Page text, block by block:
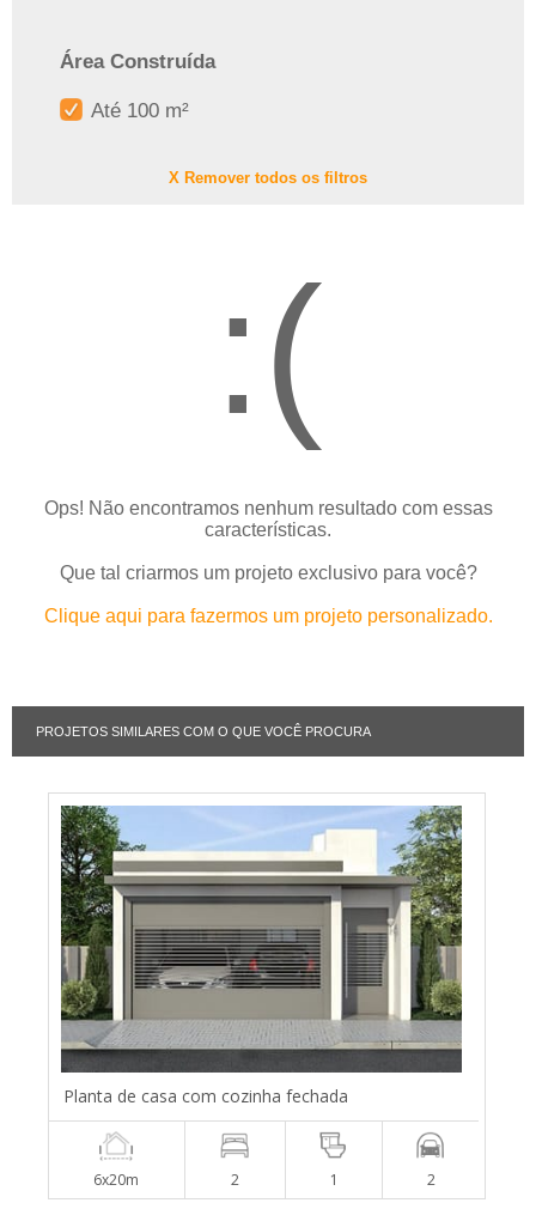
Área Construída
Até 100 m²
X Remover todos os filtros
:(
Ops! Não encontramos nenhum resultado com essas
características.
Que tal criarmos um projeto exclusivo para você?
Clique aqui para fazermos um projeto personalizado.
PROJETOS SIMILARES COM O QUE VOCÊ PROCURA
Planta de casa com cozinha fechada
6x20m 2 1 2